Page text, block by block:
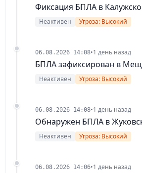
Фиксация БПЛА в
Неактивен Угроза: Высокий
06.08.2026 14:08•1 день назад
БПЛА зафиксирован в
Неактивен Угроза: Высокий
06.08.2026 14:08•1 день назад
Обнаружен БПЛА в
Неактивен Угроза: Высокий
06.08.2026 14:06•1 день назад